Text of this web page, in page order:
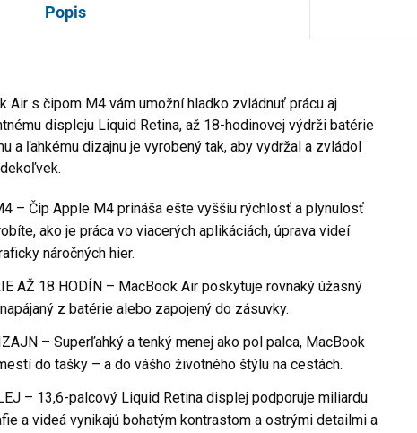
Popis
Air s čipom M4 vám umožní hladko zvládnuť prácu aj
displeju Liquid Retina, až 18-hodinovej výdrži batérie
a ľahkému dizajnu je vyrobený tak, aby vydržal a zvládol
– Čip Apple M4 prináša ešte vyššiu rýchlosť a plynulosť
ako je práca vo viacerých aplikáciách, úprava videí
náročných hier.
AŽ 18 HODÍN – MacBook Air poskytuje rovnaký úžasný
z batérie alebo zapojený do zásuvky.
– Superľahký a tenký menej ako pol palca, MacBook
do tašky – a do vášho životného štýlu na cestách.
– 13,6-palcový Liquid Retina displej podporuje miliardu
a videá vynikajú bohatým kontrastom a ostrými detailmi a